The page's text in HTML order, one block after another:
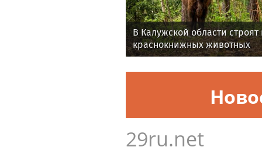
В Калужской области
краснокнижных животных
29ru.net